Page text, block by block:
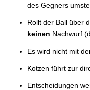
des Gegners
Rollt der Ball über
keinen Nachwurf
Es wird nicht mit
Kotzen führt zur
Entscheidungen